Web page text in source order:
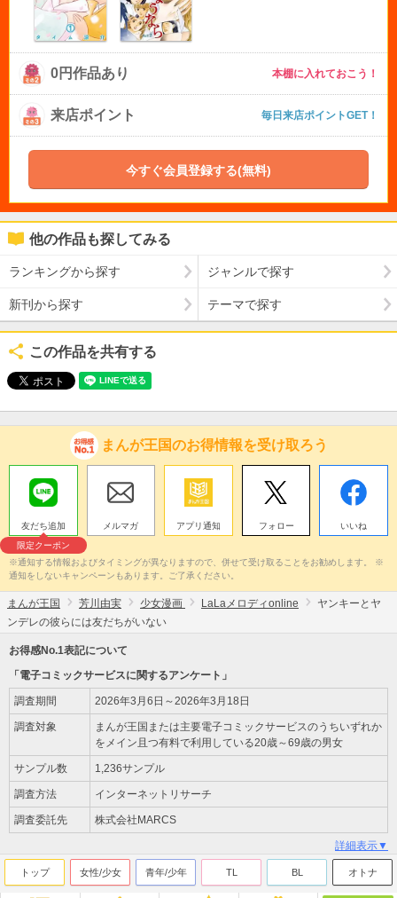
0円作品あり 本棚に入れておこう！
来店ポイント 毎日来店ポイントGET！
今すぐ会員登録する(無料)
他の作品も探してみる
ランキングから探す ジャンルで探す
新刊から探す テーマで探す
この作品を共有する
まんが王国のお得情報を受け取ろう
友だち追加
限定クーポン
メルマガ アプリ通知 フォロー いいね
※通知する情報およびタイミングが異なりますので、併せて受け取ることをお勧めします。 ※
通知をしないキャンペーンもあります。ご了承ください。
まんが王国 芳川由実 少女漫画 LaLaメロディonline
ヤンキーとヤ
ンデレの彼らには友だちがいない
お得感No.1表記について
「電子コミックサービスに関するアンケート」
調査期間 2026年3月6日～2026年3月18日
調査対象
まんが王国または主要電子コミックサービスのうちいずれか
をメイン且つ有料で利用している20歳～69歳の男女
サンプル数 1,236サンプル
調査方法 インターネットリサーチ
調査委託先 株式会社MARCS
詳細表示▼
トップ 女性/少女 青年/少年 TL BL オトナ